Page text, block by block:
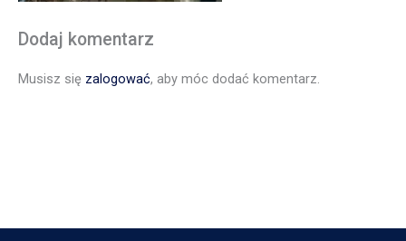
Dodaj komentarz
Musisz się zalogować, aby móc dodać komentarz.